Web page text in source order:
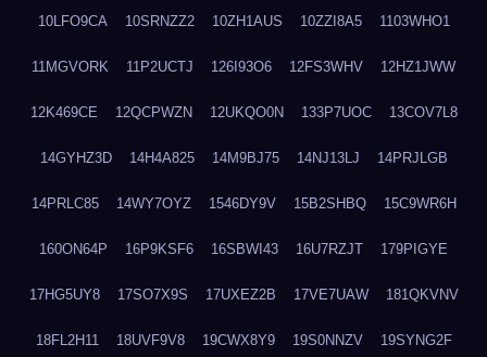
10LFO9CA 10SRNZZ2 10ZH1AUS 10ZZI8A5 1103WHO1
11MGVORK 11P2UCTJ 126I93O6 12FS3WHV 12HZ1JWW
12K469CE 12QCPWZN 12UKQO0N 133P7UOC 13COV7L8
14GYHZ3D 14H4A825 14M9BJ75 14NJ13LJ 14PRJLGB
14PRLC85 14WY7OYZ 1546DY9V 15B2SHBQ 15C9WR6H
160ON64P 16P9KSF6 16SBWI43 16U7RZJT 179PIGYE
17HG5UY8 17SO7X9S 17UXEZ2B 17VE7UAW 181QKVNV
18FL2H11 18UVF9V8 19CWX8Y9 19S0NNZV 19SYNG2F